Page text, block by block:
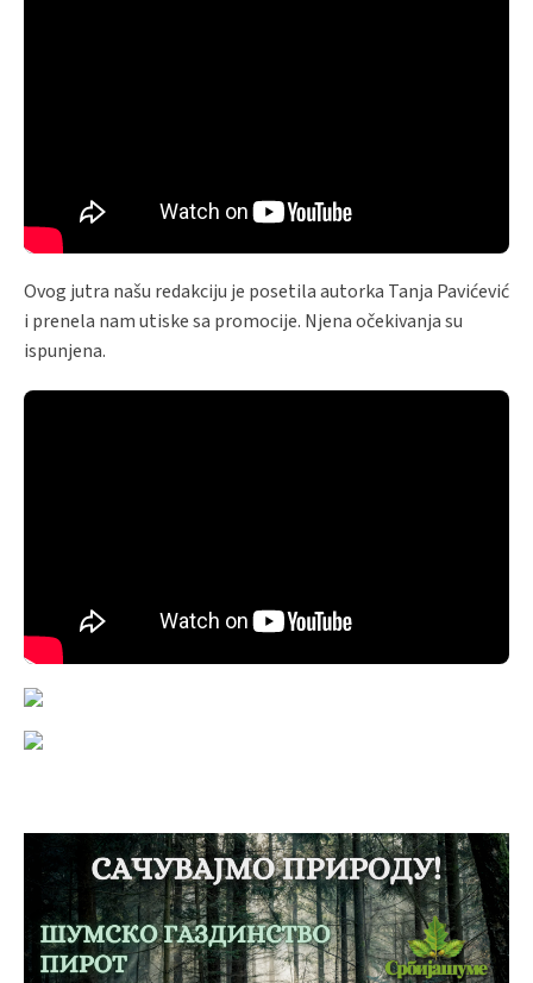
Ovog jutra našu redakciju je posetila autorka Tanja Pavićević
i prenela nam utiske sa promocije. Njena očekivanja su
ispunjena.